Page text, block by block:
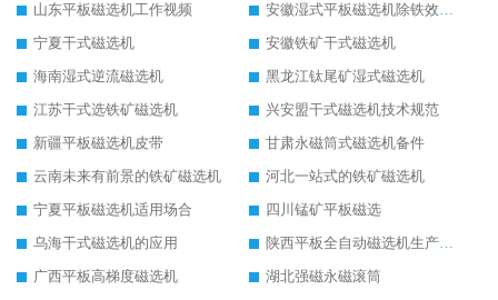
山东平板磁选机工作视频
安徽湿式平板磁选机除铁效果怎么样
宁夏干式磁选机
安徽铁矿干式磁选机
海南湿式逆流磁选机
黑龙江钛尾矿湿式磁选机
江苏干式选铁矿磁选机
兴安盟干式磁选机技术规范
新疆平板磁选机皮带
甘肃永磁筒式磁选机备件
云南未来有前景的铁矿磁选机
河北一站式的铁矿磁选机
宁夏平板磁选机适用场合
四川锰矿平板磁选
乌海干式磁选机的应用
陕西平板全自动磁选机生产厂家
广西平板高梯度磁选机
湖北强磁永磁滚筒